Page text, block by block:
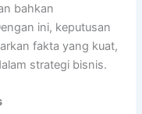
bahkan
ini, keputusan
fakta yang kuat,
strategi bisnis.